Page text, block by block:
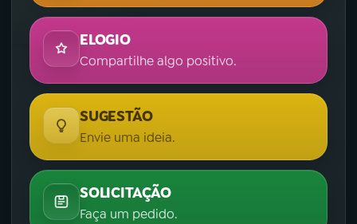
ELOGIO
Compartilhe algo positivo.
SUGESTÃO
Envie uma ideia.
SOLICITAÇÃO
Faça um pedido.